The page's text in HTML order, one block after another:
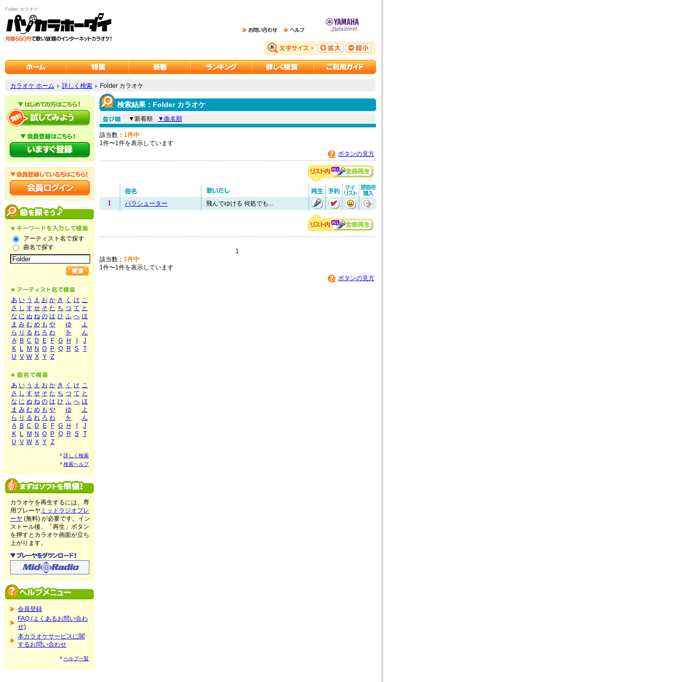
Folder カラオケ
カラオケ ホーム 詳しく検索 Folder カラオケ
アーティスト名で探す
曲名で探す
あ い う え お か き く け こ
さ し す せ そ た ち つ て と
な に ぬ ね の は ひ ふ へ ほ
ま み む め も や ゆ
よ
ら り る れ ろ わ を
ん
A
B C D E F G H
J
K
L M N O P Q R S
T
U V W X Y Z
あ い う え お か き く け こ
さ し す せ そ た ち つ て と
な に ぬ ね の は ひ ふ へ ほ
ま み む め も や ゆ
よ
ら り る れ ろ わ を
ん
A
B C D E F G H
J
K
L M N O P Q R S
T
U V W X Y Z
詳しく検索
検索ヘルプ
カラオケを再生するには、専
用プレーヤ ミッドラジオプレ
ーヤ (無料) が必要です。イン
ストール後、「再生」ボタン
を押すとカラオケ画面が立ち
上がります。
会員登録
FAQ (よくあるお問い合わ
せ)
本カラオケサービスに関
するお問い合わせ
ヘルプ一覧
検索結果：Folder カラオケ
▼新着順 ▼曲名順
該当数： 1件中
1件〜1件を表示しています
ボタンの見方
1 パラシューター 飛んでゆける 何処でも...
1
該当数： 1件中
1件〜1件を表示しています
ボタンの見方